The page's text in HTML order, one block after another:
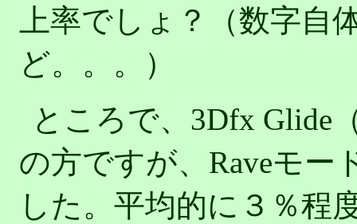
上率でしょ？（数字自
ど。。。）
ところで、3Dfx Glide
の方ですが、Raveモー
した。平均的に３％程